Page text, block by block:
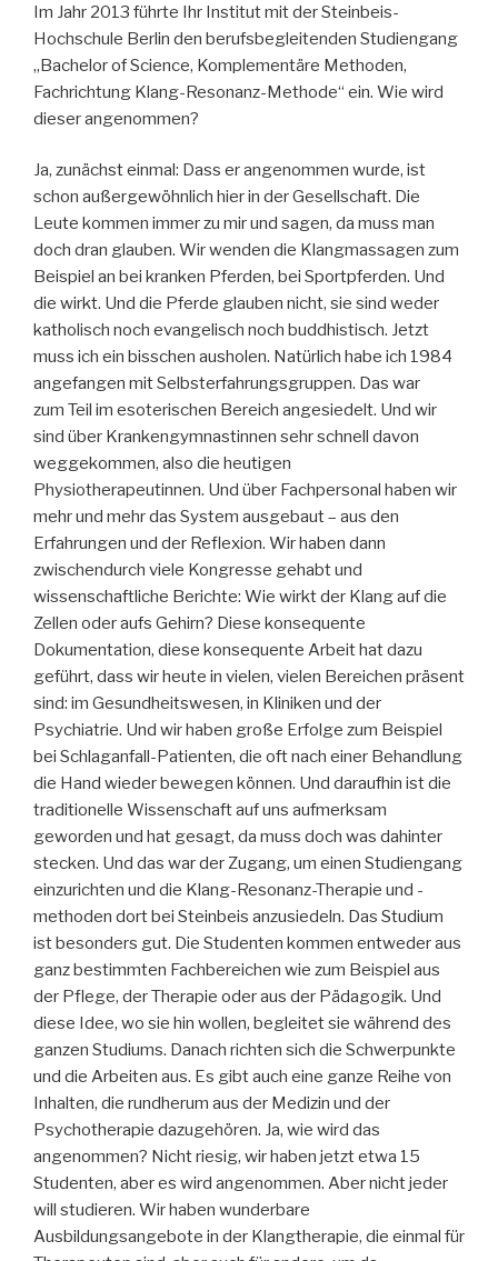
Im Jahr 2013 führte Ihr Institut mit der Steinbeis-
Hochschule Berlin den berufsbegleitenden Studiengang
„Bachelor of Science, Komplementäre Methoden,
Fachrichtung Klang-Resonanz-Methode“ ein. Wie wird
dieser angenommen?
Ja, zunächst einmal: Dass er angenommen wurde, ist
schon außergewöhnlich hier in der Gesellschaft. Die
Leute kommen immer zu mir und sagen, da muss man
doch dran glauben. Wir wenden die Klangmassagen zum
Beispiel an bei kranken Pferden, bei Sportpferden. Und
die wirkt. Und die Pferde glauben nicht, sie sind weder
katholisch noch evangelisch noch buddhistisch. Jetzt
muss ich ein bisschen ausholen. Natürlich habe ich 1984
angefangen mit Selbsterfahrungsgruppen. Das war
zum Teil im esoterischen Bereich angesiedelt. Und wir
sind über Krankengymnastinnen sehr schnell davon
weggekommen, also die heutigen
Physiotherapeutinnen. Und über Fachpersonal haben wir
mehr und mehr das System ausgebaut – aus den
Erfahrungen und der Reflexion. Wir haben dann
zwischendurch viele Kongresse gehabt und
wissenschaftliche Berichte: Wie wirkt der Klang auf die
Zellen oder aufs Gehirn? Diese konsequente
Dokumentation, diese konsequente Arbeit hat dazu
geführt, dass wir heute in vielen, vielen Bereichen präsent
sind: im Gesundheitswesen, in Kliniken und der
Psychiatrie. Und wir haben große Erfolge zum Beispiel
bei Schlaganfall-Patienten, die oft nach einer Behandlung
die Hand wieder bewegen können. Und daraufhin ist die
traditionelle Wissenschaft auf uns aufmerksam
geworden und hat gesagt, da muss doch was dahinter
stecken. Und das war der Zugang, um einen Studiengang
einzurichten und die Klang-Resonanz-Therapie und -
methoden dort bei Steinbeis anzusiedeln. Das Studium
ist besonders gut. Die Studenten kommen entweder aus
ganz bestimmten Fachbereichen wie zum Beispiel aus
der Pflege, der Therapie oder aus der Pädagogik. Und
diese Idee, wo sie hin wollen, begleitet sie während des
ganzen Studiums. Danach richten sich die Schwerpunkte
und die Arbeiten aus. Es gibt auch eine ganze Reihe von
Inhalten, die rundherum aus der Medizin und der
Psychotherapie dazugehören. Ja, wie wird das
angenommen? Nicht riesig, wir haben jetzt etwa 15
Studenten, aber es wird angenommen. Aber nicht jeder
will studieren. Wir haben wunderbare
Ausbildungsangebote in der Klangtherapie, die einmal für